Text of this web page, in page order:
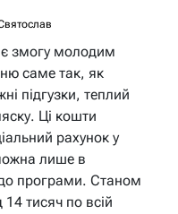
змогу молодим
саме так, як
підгузки, теплий
Ці кошти
рахунок у
лише в
програми. Станом
тисяч по всій